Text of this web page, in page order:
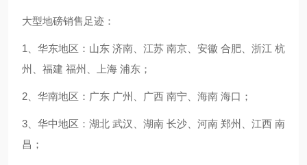
大型地磅销售足迹：
1、华东地区：山东 济南、江苏 南京、安徽 合肥、浙江 杭
州、福建 福州、上海 浦东；
2、华南地区：广东 广州、广西 南宁、海南 海口；
3、华中地区：湖北 武汉、湖南 长沙、河南 郑州、江西 南
昌；